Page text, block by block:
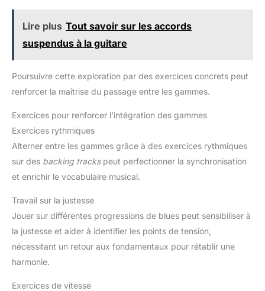
Lire plus Tout savoir sur les accords
suspendus à la guitare
Poursuivre cette exploration par des exercices concrets peut
renforcer la maîtrise du passage entre les gammes.
Exercices pour renforcer l’intégration des gammes
Exercices rythmiques
Alterner entre les gammes grâce à des exercices rythmiques
sur des backing trackspeut perfectionner la synchronisation
et enrichir le vocabulaire musical.
Travail sur la justesse
Jouer sur différentes progressions de blues peut sensibiliser à
la justesse et aider à identifier les points de tension,
nécessitant un retour aux fondamentaux pour rétablir une
harmonie.
Exercices de vitesse